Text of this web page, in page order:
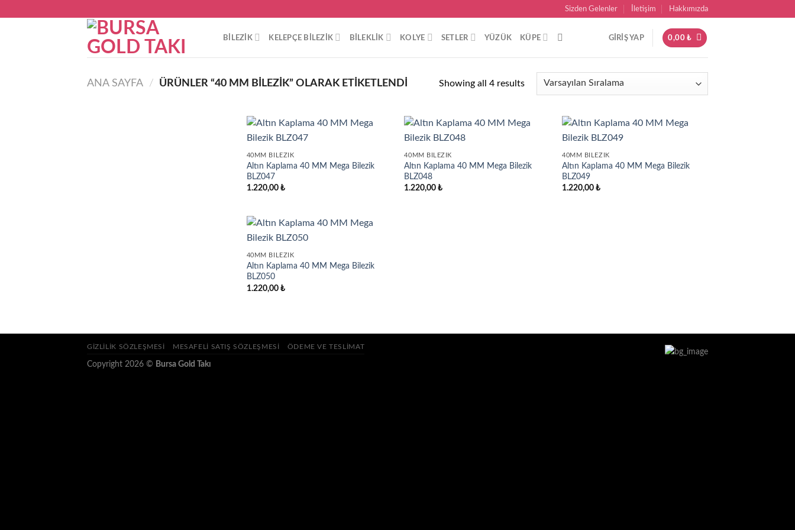
Sizden Gelenler İletişim Hakkımızda
BILEZIK KELEPÇE BILEZIK BILEKLIK KOLYE SETLER YÜZÜK KÜPE GIRIŞ YAP 0,00₺
ANA SAYFA / ÜRÜNLER “40 MM BILEZIK” OLARAK ETIKETLENDI Showing all 4 results
40MM BILEZIK
Altın Kaplama 40 MM Mega Bilezik
BLZ047
1.220,00 ₺
40MM BILEZIK
Altın Kaplama 40 MM Mega Bilezik
BLZ048
1.220,00₺
40MM BILEZIK
Altın Kaplama 40 MM Mega Bilezik
BLZ049
1.220,00₺
40MM BILEZIK
Altın Kaplama 40 MM Mega Bilezik
BLZ050
1.220,00 ₺
GIZLILIK SÖZLEŞMESI MESAFELI SATIŞ SÖZLEŞMESI ÖDEME VE TESLIMAT
Copyright 2026 © Bursa Gold Takı